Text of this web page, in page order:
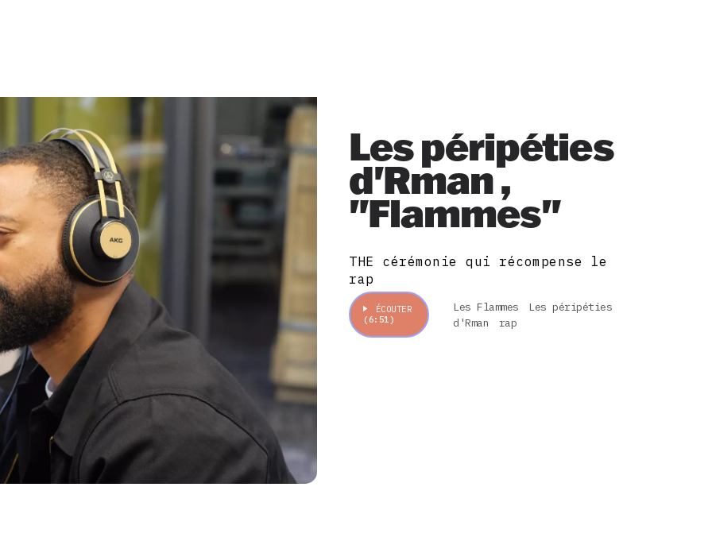
Les péripéties
d'Rman ,
"Flammes"
THE cérémonie qui récompense le
rap
ÉCOUTER
(6:51)
Les Flammes
Les péripéties
d'Rman
rap